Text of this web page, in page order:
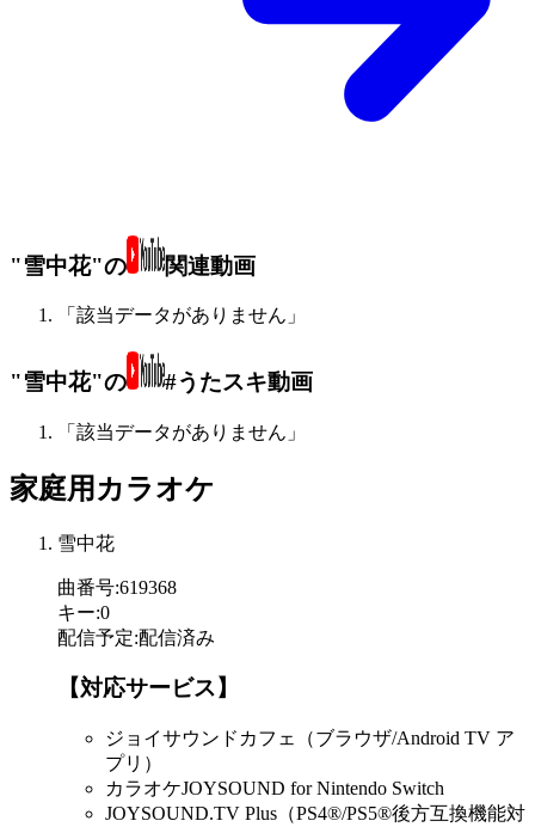
"雪中花"の 関連動画
「該当データがありません」
"雪中花"の #うたスキ動画
「該当データがありません」
家庭用カラオケ
雪中花
曲番号:619368
キー:0
配信予定:配信済み
【対応サービス】
ジョイサウンドカフェ（ブラウザ/Android TV ア
プリ）
カラオケJOYSOUND for Nintendo Switch
JOYSOUND.TV Plus（PS4®/PS5®後方互換機能対